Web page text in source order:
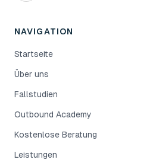
NAVIGATION
Startseite
Über uns
Fallstudien
Outbound Academy
Kostenlose Beratung
Leistungen